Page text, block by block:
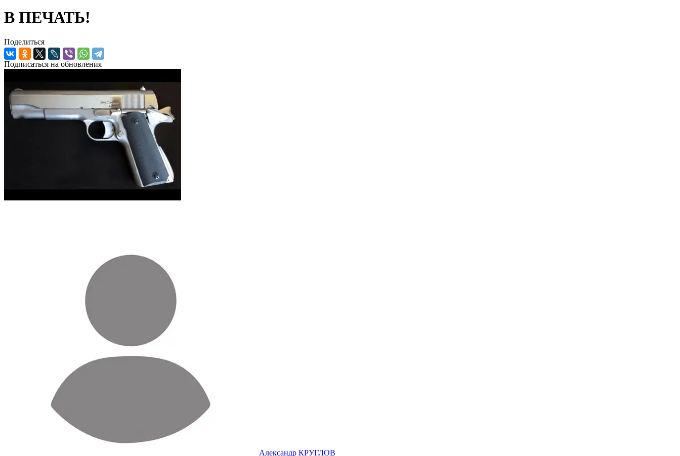
В ПЕЧАТЬ!
Поделиться
Подписаться на обновления
Александр КРУГЛОВ